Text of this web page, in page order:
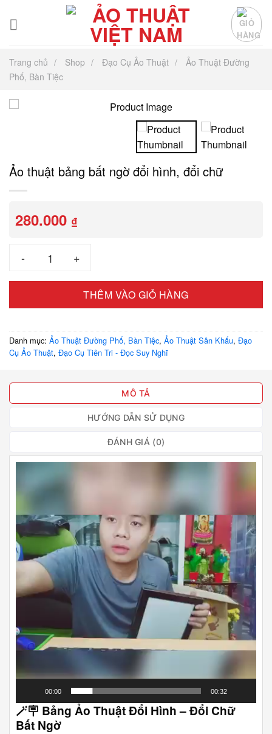
đến
Trang chủ Shop Đạo Cụ Ảo Thuật
Ảo Thuật Đường
Phố, Bàn Tiệc
Ảo thuật bảng bất ngờ đổi hình, đổi chữ
280.000 ₫
THÊM VÀO GIỎ HÀNG
Danh mục: Ảo Thuật Đường Phố, Bàn Tiệc, Ảo Thuật Sân Khấu, Đạo
Cụ Ảo Thuật, Đạo Cụ Tiên Tri - Đọc Suy Nghĩ
MÔ TẢ
HƯỚNG DẪN SỬ DỤNG
ĐÁNH GIÁ (0)
00:00 00:32
🪄🪧 Bảng Ảo Thuật Đổi Hình – Đổi Chữ
Bất Ngờ